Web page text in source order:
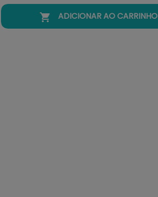
 ADICIONAR AO CARRINHO